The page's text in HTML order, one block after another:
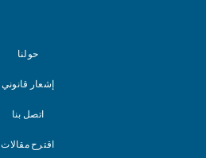
حولنا
إشعار قانوني
اتصل بنا
اقترح مقالات